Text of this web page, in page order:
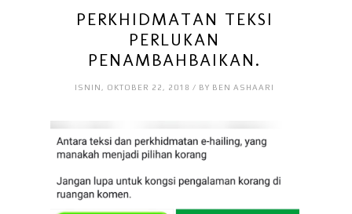
PERKHIDMATAN TEKSI
PERLUKAN
PENAMBAHBAIKAN.
ISNIN, OKTOBER 22, 2018 / BY BEN ASHAARI